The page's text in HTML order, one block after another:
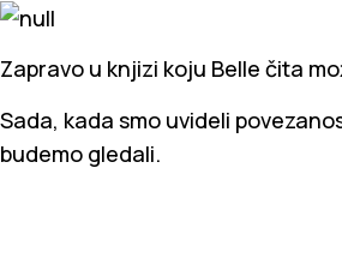
Zapravo u knjizi koju Belle čita
Sada, kada smo uvideli
budemo gledali.